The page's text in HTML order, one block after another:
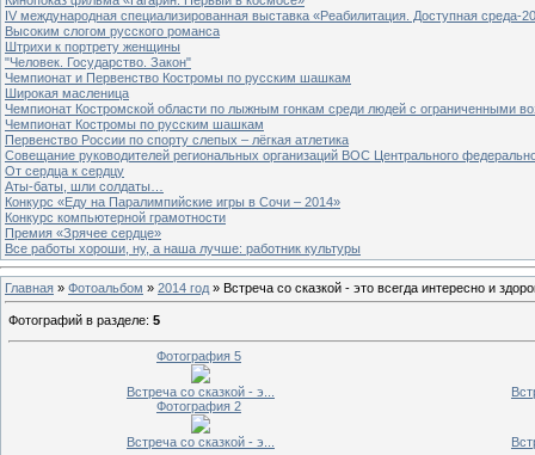
IV международная специализированная выставка «Реабилитация. Доступная среда-
Высоким слогом русского романса
Штрихи к портрету женщины
"Человек. Государство. Закон"
Чемпионат и Первенство Костромы по русским шашкам
Широкая масленица
Чемпионат Костромской области по лыжным гонкам среди людей с ограниченными
Чемпионат Костромы по русским шашкам
Первенство России по спорту слепых – лёгкая атлетика
Совещание руководителей региональных организаций ВОС Центрального
От сердца к сердцу
Аты-баты, шли солдаты…
Конкурс «Еду на Паралимпийские игры в Сочи – 2014»
Конкурс компьютерной грамотности
Премия «Зрячее сердце»
Все работы хороши, ну, а наша лучше: работник культуры
Главная » Фотоальбом » 2014 год » Встреча со сказкой - это всегда интересно и
Фотографий в разделе: 5
Фотография 5
Встреча со сказкой - э...
Фотография 2
Встреча со сказкой - э...